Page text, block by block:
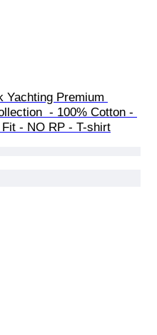
Yachting Premium
- 100% Cotton -
- NO RP - T-shirt